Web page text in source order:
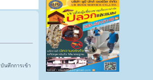
บันทึกการเข้า